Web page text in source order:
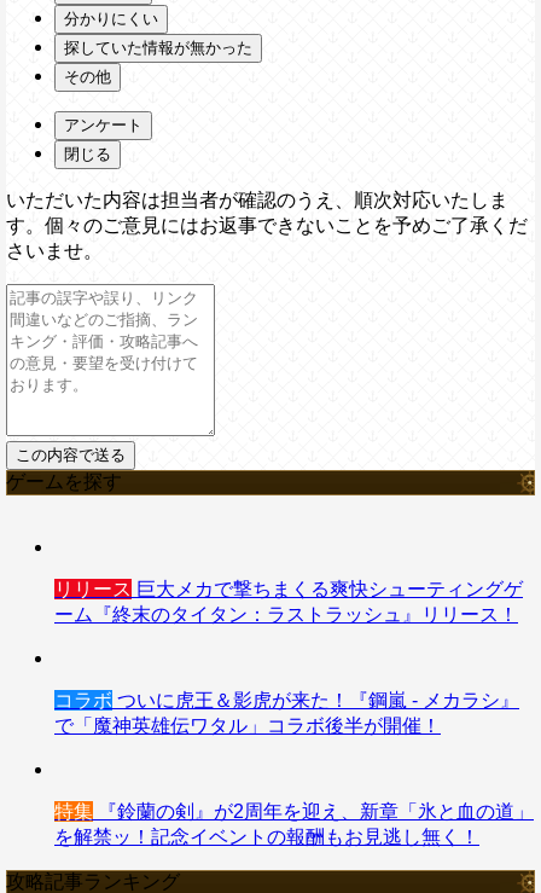
分かりにくい
探していた情報が無かった
その他
アンケート
閉じる
いただいた内容は担当者が確認のうえ、順次対応いたしま
す。個々のご意見にはお返事できないことを予めご了承くだ
さいませ。
ゲームを探す
リリース 巨大メカで撃ちまくる爽快シューティングゲ
ーム『終末のタイタン：ラストラッシュ』リリース！
コラボ ついに虎王＆影虎が来た！『鋼嵐 - メカラシ』
で「魔神英雄伝ワタル」コラボ後半が開催！
特集 『鈴蘭の剣』が2周年を迎え、新章「氷と血の道」
を解禁ッ！記念イベントの報酬もお見逃し無く！
攻略記事ランキング